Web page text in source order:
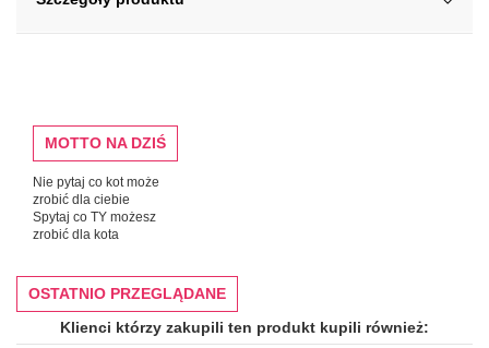
MOTTO NA DZIŚ
Nie pytaj co kot może
zrobić dla ciebie
Spytaj co TY możesz
zrobić dla kota
OSTATNIO PRZEGLĄDANE
Klienci którzy zakupili ten produkt kupili również: